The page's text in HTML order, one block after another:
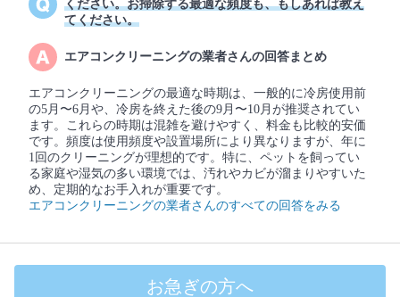
ください。お掃除する最適な頻度も、もしあれば教え
てください。
エアコンクリーニングの業者さんの回答まとめ
エアコンクリーニングの最適な時期は、一般的に冷房使用前
の5月〜6月や、冷房を終えた後の9月〜10月が推奨されてい
ます。これらの時期は混雑を避けやすく、料金も比較的安価
です。頻度は使用頻度や設置場所により異なりますが、年に
1回のクリーニングが理想的です。特に、ペットを飼ってい
る家庭や湿気の多い環境では、汚れやカビが溜まりやすいた
め、定期的なお手入れが重要です。
エアコンクリーニングの業者さんのすべての回答をみる
お急ぎの方へ